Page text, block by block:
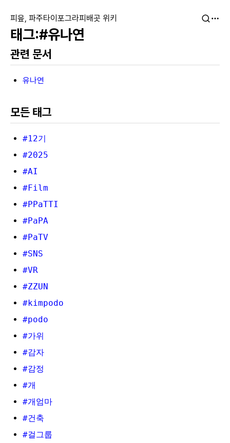
피읖, 파주타이포그라피배곳 위키
#유나연
관련 문서
유나연
모든 태그
#12기
#2025
#AI
#Film
#PPaTTI
#PaPA
#PaTV
#SNS
#VR
#ZZUN
#kimpodo
#podo
#가위
#감자
#감정
#개
#개엄마
#건축
#걸그룹